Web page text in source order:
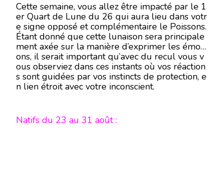
Cette semaine, vous allez être impacté par le 1
er Quart de Lune du 26 qui aura lieu dans votr
e signe opposé et complémentaire le Poissons.
Étant donné que cette lunaison sera principale
ment axée sur la manière d’exprimer les émoti
ons, il serait important qu’avec du recul vous v
ous observiez dans ces instants où vos réaction
s sont guidées par vos instincts de protection, e
n lien étroit avec votre inconscient.
Natifs du 23 au 31 août :